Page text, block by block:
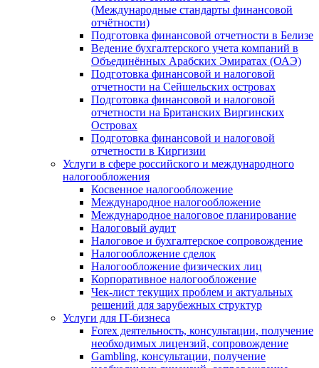
(Международные стандарты финансовой
отчётности)
Подготовка финансовой отчетности в Белизе
Ведение бухгалтерского учета компаний в
Объединённых Арабских Эмиратах (ОАЭ)
Подготовка финансовой и налоговой
отчетности на Сейшельских островах
Подготовка финансовой и налоговой
отчетности на Британских Виргинских
Островах
Подготовка финансовой и налоговой
отчетности в Киргизии
Услуги в сфере российского и международного
налогообложения
Косвенное налогообложение
Международное налогообложение
Международное налоговое планирование
Налоговый аудит
Налоговое и бухгалтерское сопровождение
Налогообложение сделок
Налогообложение физических лиц
Корпоративное налогообложение
Чек-лист текущих проблем и актуальных
решений для зарубежных структур
Услуги для IT-бизнеса
Forex деятельность, консультации, получение
необходимых лицензий, сопровождение
Gambling, консультации, получение